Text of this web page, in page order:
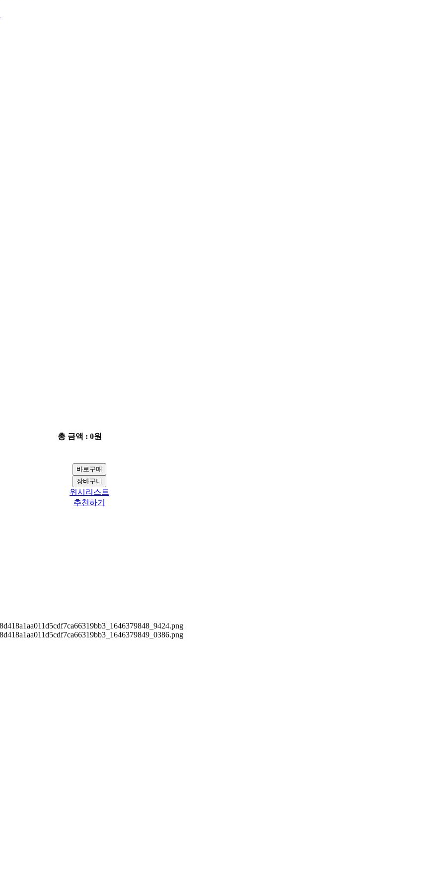
총 금액 : 0원
위시리스트
추천하기